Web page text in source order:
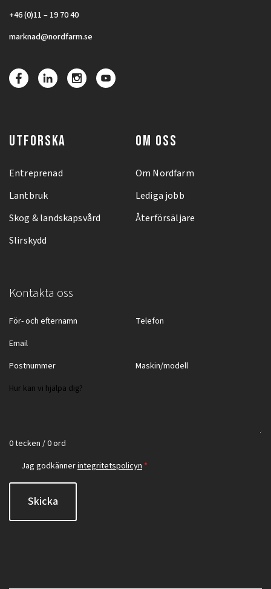
+46 (0)11 – 19 70 40
marknad@nordfarm.se
UTFORSKA
Entreprenad
Lantbruk
Skog & landskapsvård
Slirskydd
OM OSS
Om Nordfarm
Lediga jobb
Återförsäljare
Kontakta oss
0 tecken / 0 ord
Jag godkännerintegritetspolicyn *
Skicka